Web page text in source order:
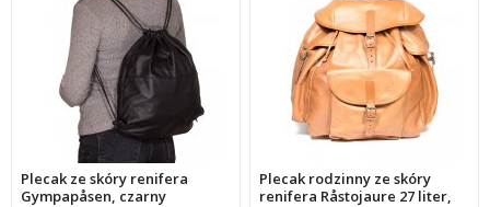
Plecak ze skóry renifera
Gympapåsen, czarny
Plecak rodzinny ze skóry
renifera Råstojaure 27 liter,